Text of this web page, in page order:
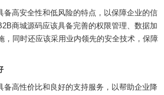
备高安全性和低风险的特点，以保障企业的信
商城源码应该具备完善的权限管理、数据加
，同时还应该采用业内领先的安全技术，保障
备高性价比和良好的支持服务，以帮助企业降